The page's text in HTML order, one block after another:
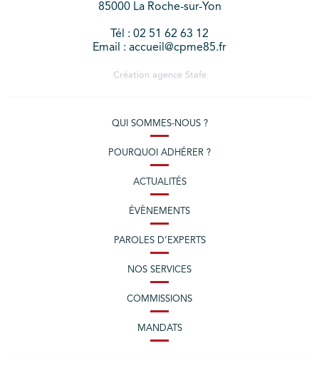
85000 La Roche-sur-Yon
Tél : 02 51 62 63 12
Email : accueil@cpme85.fr
Création agence Stafe
QUI SOMMES-NOUS ?
POURQUOI ADHÉRER ?
ACTUALITÉS
ÉVÈNEMENTS
PAROLES D’EXPERTS
NOS SERVICES
COMMISSIONS
MANDATS